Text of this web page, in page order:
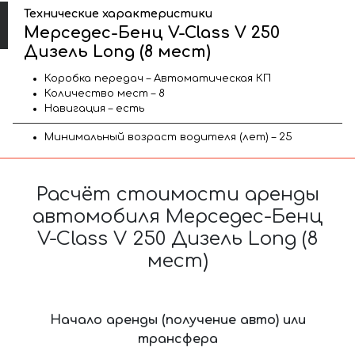
Технические характеристики
Мерседес-Бенц V-Class V 250
Дизель Long (8 мест)
Коробка передач – Автоматическая КП
Количество мест – 8
Навигация – есть
Минимальный возраст водителя (лет) – 25
Расчёт стоимости аренды
автомобиля Мерседес-Бенц
V-Class V 250 Дизель Long (8
мест)
Начало аренды (получение авто) или
трансфера